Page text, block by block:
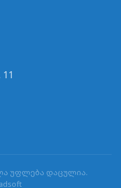
უფლება დაცულია.